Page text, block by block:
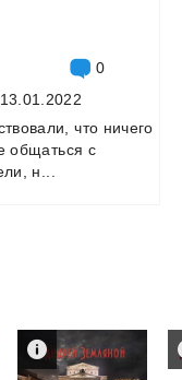
0
что ничего
общаться с
н...